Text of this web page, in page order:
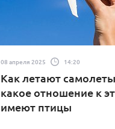
08 апреля 2025 14:20
Как летают
какое отношение к
имеют птицы